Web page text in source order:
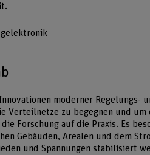
moderner Regelungs-
Verteilnetze zu begegnen und
Forschung auf die Praxis. Es
Gebäuden, Arealen und dem
und Spannungen stabilisiert